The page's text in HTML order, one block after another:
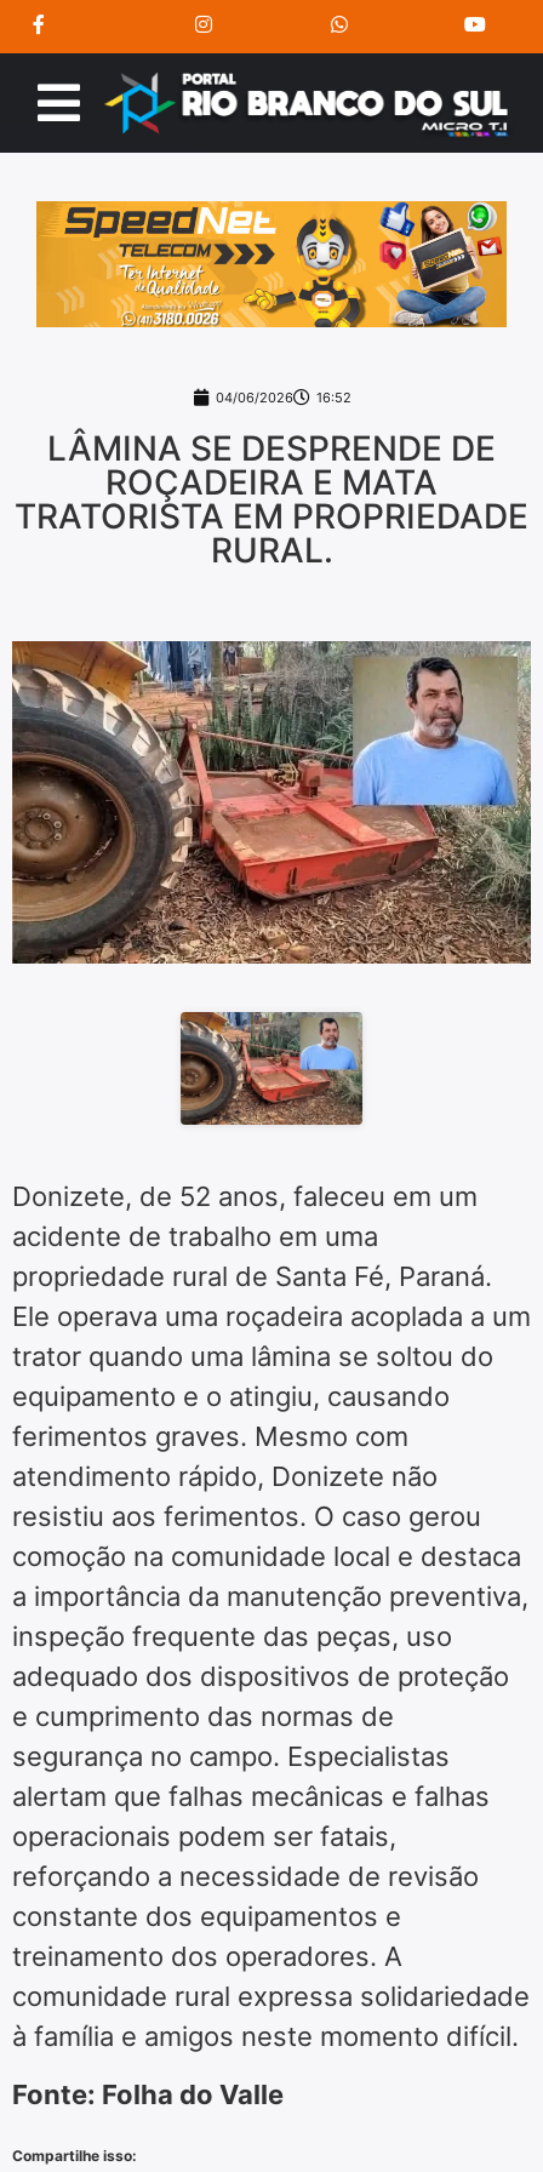
04/06/2026 16:52
LÂMINA SE DESPRENDE DE
ROÇADEIRA E MATA
TRATORISTA EM PROPRIEDADE
RURAL.
Donizete, de 52 anos, faleceu em um
acidente de trabalho em uma
propriedade rural de Santa Fé, Paraná.
Ele operava uma roçadeira acoplada a um
trator quando uma lâmina se soltou do
equipamento e o atingiu, causando
ferimentos graves. Mesmo com
atendimento rápido, Donizete não
resistiu aos ferimentos. O caso gerou
comoção na comunidade local e destaca
a importância da manutenção preventiva,
inspeção frequente das peças, uso
adequado dos dispositivos de proteção
e cumprimento das normas de
segurança no campo. Especialistas
alertam que falhas mecânicas e falhas
operacionais podem ser fatais,
reforçando a necessidade de revisão
constante dos equipamentos e
treinamento dos operadores. A
comunidade rural expressa solidariedade
à família e amigos neste momento difícil.
Fonte: Folha do Valle
Compartilhe isso: